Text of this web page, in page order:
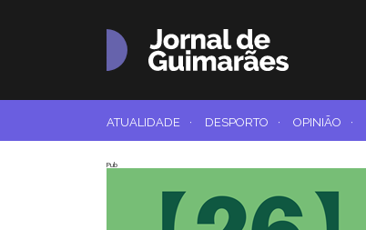
ATUALIDADE · DESPORTO · OPINIÃO ·
Pub